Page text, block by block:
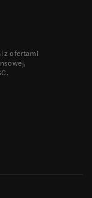
z ofertami